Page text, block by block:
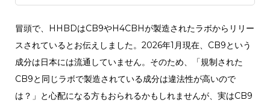
冒頭で、HHBDはCB9やH4CBHが製造されたラボからリリー
スされているとお伝えしました。2026年1月現在、CB9という
成分は日本には流通していません。そのため、「規制された
CB9と同じラボで製造されている成分は違法性が高いので
は？」と心配になる方もおられるかもしれませんが、実はCB9